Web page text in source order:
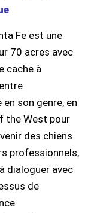
Fe est une
70 acres avec
cache à
son genre, en
the West pour
des chiens
professionnels,
dialoguer avec
de